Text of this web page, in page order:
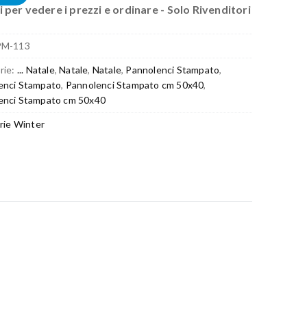
per vedere i prezzi e ordinare - Solo Rivenditori
113
... Natale,Natale, Natale, Pannolenci Stampato,
Stampato, Pannolenci Stampato cm 50x40,
Stampato cm 50x40
Winter